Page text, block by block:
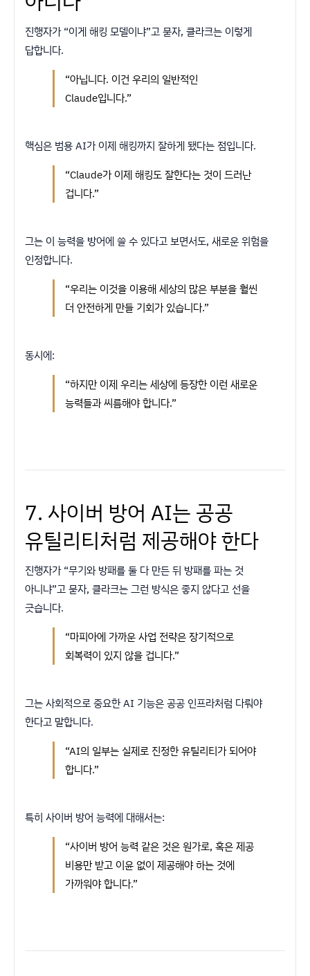
진행자가 “이게 해킹 모델이냐”고 묻자, 클라크는 이렇게
답합니다.
“아닙니다. 이건 우리의 일반적인
Claude입니다.”
핵심은 범용 AI가 이제 해킹까지 잘하게 됐다는 점입니다.
“Claude가 이제 해킹도 잘한다는 것이 드러난
겁니다.”
그는 이 능력을 방어에 쓸 수 있다고 보면서도, 새로운 위험을
인정합니다.
“우리는 이것을 이용해 세상의 많은 부분을 훨씬
더 안전하게 만들 기회가 있습니다.”
동시에:
“하지만 이제 우리는 세상에 등장한 이런 새로운
능력들과 씨름해야 합니다.”
7. 사이버 방어 AI는 공공
유틸리티처럼 제공해야 한다
진행자가 “무기와 방패를 둘 다 만든 뒤 방패를 파는 것
아니냐”고 묻자, 클라크는 그런 방식은 좋지 않다고 선을
긋습니다.
“마피아에 가까운 사업 전략은 장기적으로
회복력이 있지 않을 겁니다.”
그는 사회적으로 중요한 AI 기능은 공공 인프라처럼 다뤄야
한다고 말합니다.
“AI의 일부는 실제로 진정한 유틸리티가 되어야
합니다.”
특히 사이버 방어 능력에 대해서는:
“사이버 방어 능력 같은 것은 원가로, 혹은 제공
비용만 받고 이윤 없이 제공해야 하는 것에
가까워야 합니다.”